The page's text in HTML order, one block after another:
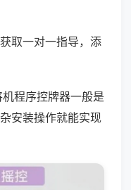
取一对一指导，添
程序控牌器一般是
安装操作就能实现